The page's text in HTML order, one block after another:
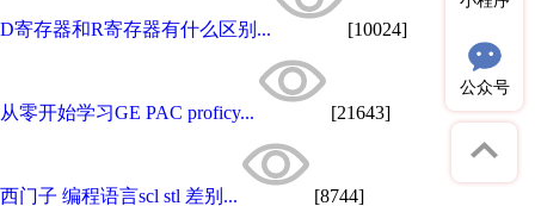
D寄存器和R寄存器有什么区别... [10024]
从零开始学习GE PAC proficy... [21643]
西门子 编程语言scl stl 差别... [8744]
公众号